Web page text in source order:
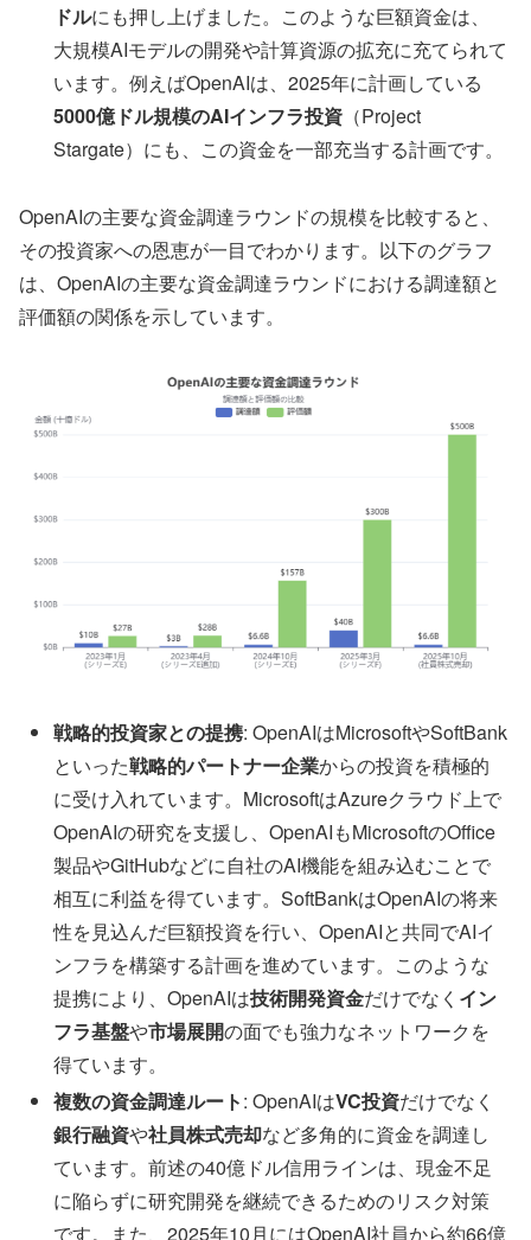
ドルにも押し上げました。このような巨額資金は、
大規模AIモデルの開発や計算資源の拡充に充てられて
います。例えばOpenAIは、2025年に計画している
5000億ドル規模のAIインフラ投資 （Project
Stargate）にも、この資金を一部充当する計画です。
OpenAIの主要な資金調達ラウンドの規模を比較すると、
その投資家への恩恵が一目でわかります。以下のグラフ
は、OpenAIの主要な資金調達ラウンドにおける調達額と
評価額の関係を示しています。
戦略的投資家との提携: OpenAIはMicrosoftやSoftBank
といった戦略的パートナー企業からの投資を積極的
に受け入れています。MicrosoftはAzureクラウド上で
OpenAIの研究を支援し、OpenAIもMicrosoftのOffice
製品やGitHubなどに自社のAI機能を組み込むことで
相互に利益を得ています。SoftBankはOpenAIの将来
性を見込んだ巨額投資を行い、OpenAIと共同でAIイ
ンフラを構築する計画を進めています。このような
提携により、OpenAIは技術開発資金だけでなく イン
フラ基盤や市場展開の面でも強力なネットワークを
得ています。
複数の資金調達ルート: OpenAIはVC投資だけでなく
銀行融資や社員株式売却など多角的に資金を調達し
ています。前述の40億ドル信用ラインは、現金不足
に陥らずに研究開発を継続できるためのリスク対策
です。また、2025年10月にはOpenAI社員から約66億